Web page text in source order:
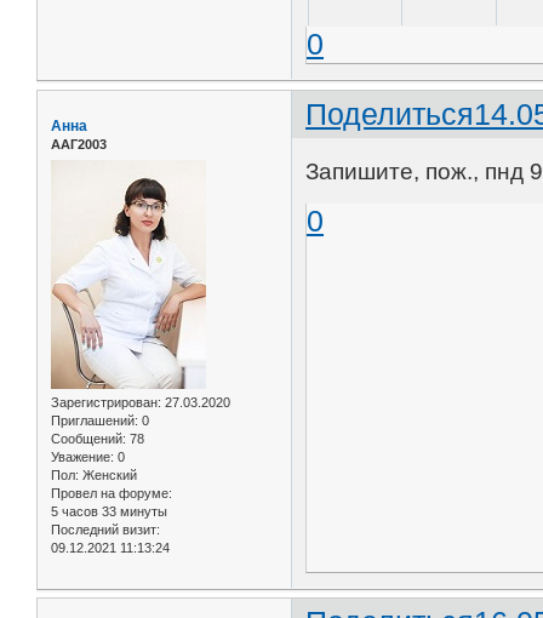
0
Поделиться
Анна
ААГ2003
Зарегистрирован: 27.03.2020
Приглашений: 0
Сообщений: 78
Уважение: 0
Пол: Женский
Провел на форуме:
5 часов 33 минуты
Последний визит:
09.12.2021 11:13:24
Запишите, пож., пнд
0